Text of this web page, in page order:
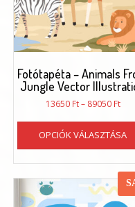
Fotótapéta – Animals
Jungle Vector
13650 Ft– 89050 Ft
OPCIÓK VÁLASZTÁSA